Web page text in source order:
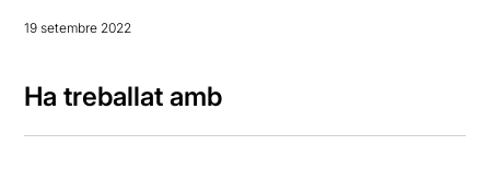
19 setembre 2022
Ha treballat amb